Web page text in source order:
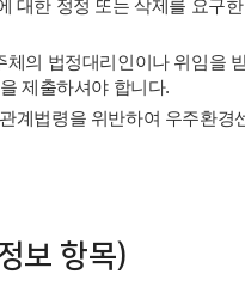
대한 정정 또는 삭제를 요구
의 법정대리인이나 위임을
제출하셔야 합니다.
계법령을 위반하여 우주환
보 항목)